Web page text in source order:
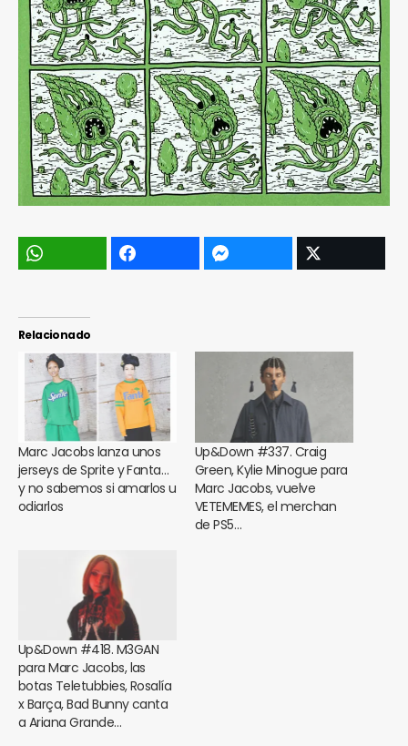
Relacionado
Marc Jacobs lanza unos
jerseys de Sprite y Fanta…
y no sabemos si amarlos u
odiarlos
Up&Down #337. Craig
Green, Kylie Minogue para
Marc Jacobs, vuelve
VETEMEMES, el merchan
de PS5…
Up&Down #418. M3GAN
para Marc Jacobs, las
botas Teletubbies, Rosalía
x Barça, Bad Bunny canta
a Ariana Grande…